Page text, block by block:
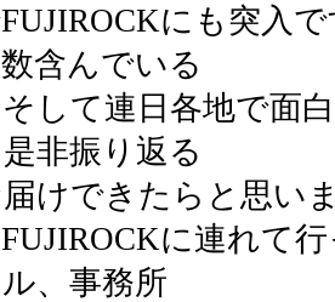
にも突入
含んでいる
して連日各地で面
非振り返る
けできたらと思い
に連れて
、事務所